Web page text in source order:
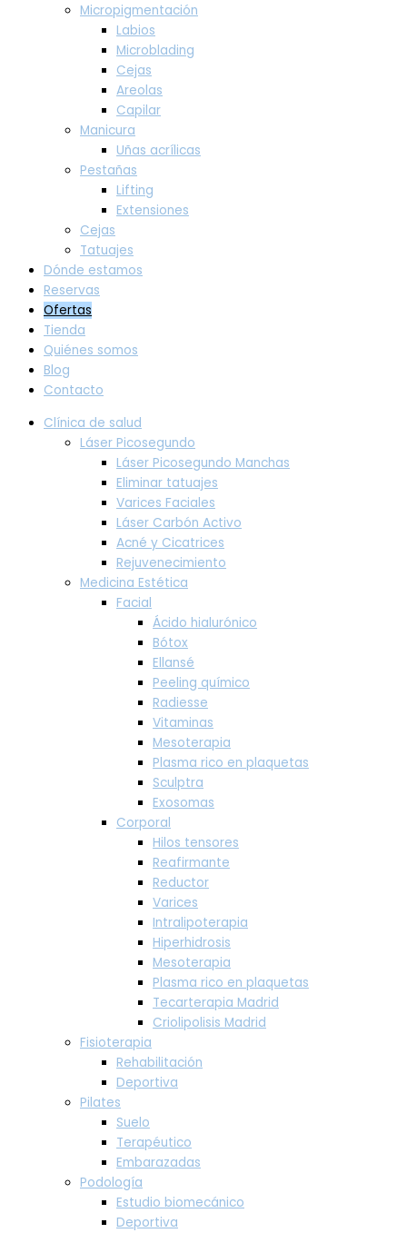
Micropigmentación
Labios
Microblading
Cejas
Areolas
Capilar
Manicura
Uñas acrílicas
Pestañas
Lifting
Extensiones
Cejas
Tatuajes
Dónde estamos
Reservas
Ofertas
Tienda
Quiénes somos
Blog
Contacto
Clínica de salud
Láser Picosegundo
Láser Picosegundo Manchas
Eliminar tatuajes
Varices Faciales
Láser Carbón Activo
Acné y Cicatrices
Rejuvenecimiento
Medicina Estética
Facial
Ácido hialurónico
Bótox
Ellansé
Peeling químico
Radiesse
Vitaminas
Mesoterapia
Plasma rico en plaquetas
Sculptra
Exosomas
Corporal
Hilos tensores
Reafirmante
Reductor
Varices
Intralipoterapia
Hiperhidrosis
Mesoterapia
Plasma rico en plaquetas
Tecarterapia Madrid
Criolipolisis Madrid
Fisioterapia
Rehabilitación
Deportiva
Pilates
Suelo
Terapéutico
Embarazadas
Podología
Estudio biomecánico
Deportiva